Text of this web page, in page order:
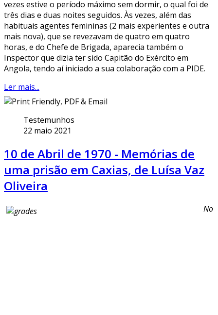
vezes estive o período máximo sem dormir, o qual foi de
três dias e duas noites seguidos. Às vezes, além das
habituais agentes femininas (2 mais experientes e outra
mais nova), que se revezavam de quatro em quatro
horas, e do Chefe de Brigada, aparecia também o
Inspector que dizia ter sido Capitão do Exército em
Angola, tendo aí iniciado a sua colaboração com a PIDE.
Ler mais...
Testemunhos
22 maio 2021
10 de Abril de 1970 - Memórias de
uma prisão em Caxias, de Luísa Vaz
Oliveira
No